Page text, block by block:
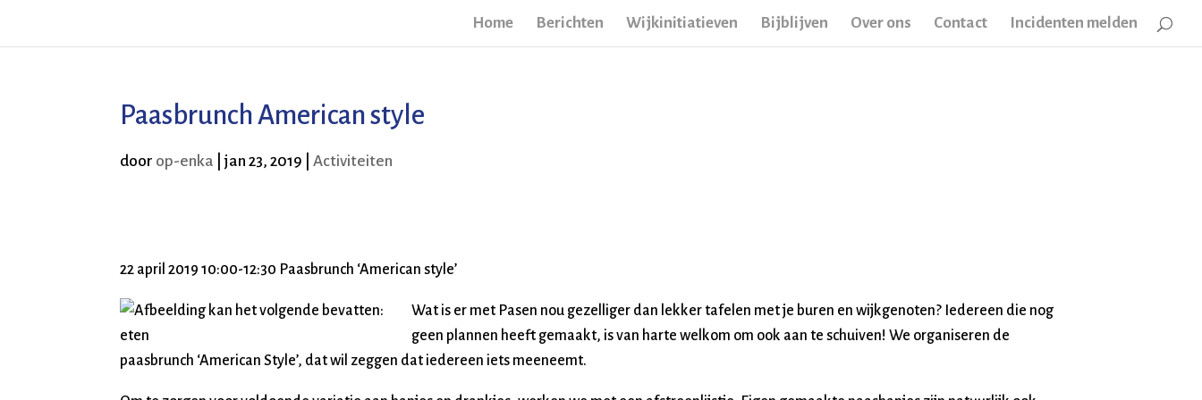
Home Berichten Wijkinitiatieven Bijblijven Over ons Contact Incidenten melden
Paasbrunch American style
door op-enka |jan 23, 2019 |Activiteiten
22 april 2019 10:00-12:30 Paasbrunch ‘American style’
Wat is er met Pasen nou gezelliger dan lekker tafelen met je buren en wijkgenoten? Iedereen die nog
geen plannen heeft gemaakt, is van harte welkom om ook aan te schuiven! We organiseren de
paasbrunch ‘American Style’, dat wil zeggen dat iedereen iets meeneemt.